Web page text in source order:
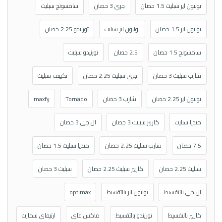
يونيون اير سبليت 1.5 حصان جري 3 حصان سامسونج سبليت
يونيون اير 1.5 حصان يونيون اير سبليت تورنيدو 2.25 حصان
سامسونج 1.5 حصان 2.5 حصان تورنيدو سبليت
شارب سبليت 3 حصان جري سبليت 2.25 حصان تكييف سبليت
يونيون اير 2.25 حصان شارب 3 حصان Tornado
maxfy
ميديا سبليت كاريير سبليت 3 حصان ال جي 3 حصان
7.5 حصان شارب سبليت 2.25 حصان ميديا سبليت 1.5 حصان
سبليت 2.25 حصان كاريير سبليت 2.25 حصان سبليت 3 حصان
ال جي بالتقسيط يونيون اير بالتقسيط optimax
كاريير بالتقسيط توريندو بالتقسيط ماكس فاي ارتيفاي سمارت